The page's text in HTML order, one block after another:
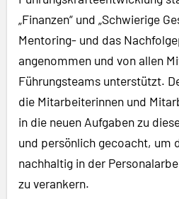
„Finanzen“ und „Schwierige
Mentoring- und das
angenommen und von allen
Führungsteams unterstützt.
die Mitarbeiterinnen und
in die neuen Aufgaben zu
und persönlich gecoacht, um
nachhaltig in der
zu verankern.